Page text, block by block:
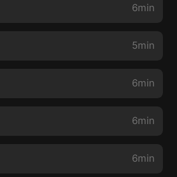
6min
5min
6min
6min
6min